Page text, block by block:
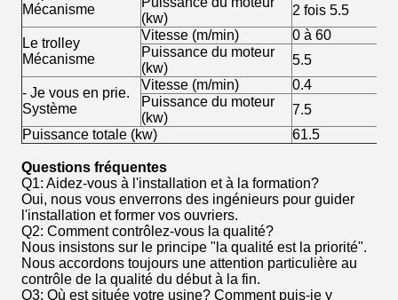
Mécanisme
(kw)
2 fois 5.5
Le trolley
Mécanisme
Vitesse (m/min)
0 à 60
Puissance du moteur
(kw)
5.5
- Je vous en prie.
Système
Vitesse (m/min)
0.4
Puissance du moteur
(kw)
7.5
Puissance totale (kw)
61.5
Questions fréquentes
Q1: Aidez-vous à l'installation et à la formation?
Oui, nous vous enverrons des ingénieurs pour guider
l'installation et former vos ouvriers.
Q2: Comment contrôlez-vous la qualité?
Nous insistons sur le principe "la qualité est la priorité".
Nous accordons toujours une attention particulière au
contrôle de la qualité du début à la fin.
Q3: Où est située votre usine? Comment puis-je y